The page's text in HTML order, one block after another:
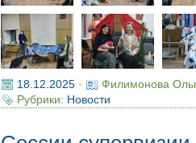
18.12.2025·
Филимонова
Рубрики: Новости